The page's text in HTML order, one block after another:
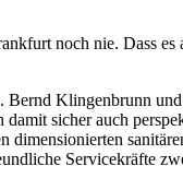
noch nie. Dass es
Bernd Klingenbrunn
sicher auch
dimensionierten
Servicekräfte